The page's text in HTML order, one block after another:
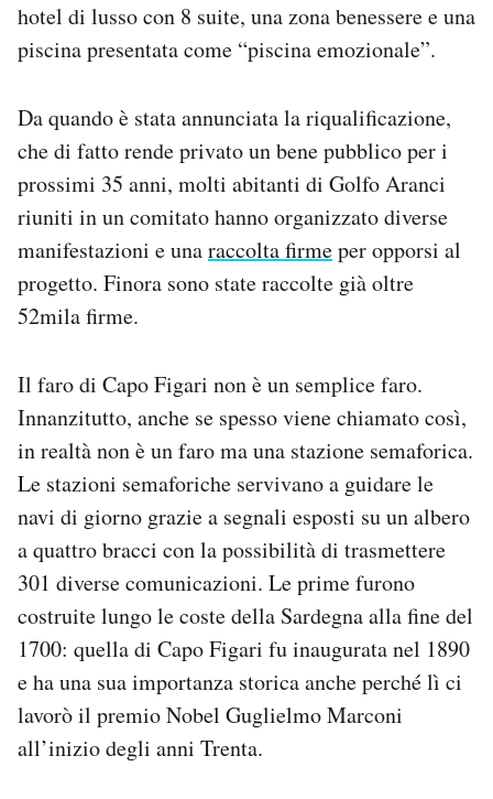
hotel di lusso con 8 suite, una zona benessere e una
piscina presentata come “piscina emozionale”.
Da quando è stata annunciata la riqualificazione,
che di fatto rende privato un bene pubblico per i
prossimi 35 anni, molti abitanti di Golfo Aranci
riuniti in un comitato hanno organizzato diverse
manifestazioni e unaraccolta firmeper opporsi al
progetto. Finora sono state raccolte già oltre
52mila firme.
Il faro di Capo Figari non è un semplice faro.
Innanzitutto, anche se spesso viene chiamato così,
in realtà non è un faro ma una stazione semaforica.
Le stazioni semaforiche servivano a guidare le
navi di giorno grazie a segnali esposti su un albero
a quattro bracci con la possibilità di trasmettere
301 diverse comunicazioni. Le prime furono
costruite lungo le coste della Sardegna alla fine del
1700: quella di Capo Figari fu inaugurata nel 1890
e ha una sua importanza storica anche perché lì ci
lavorò il premio Nobel Guglielmo Marconi
all’inizio degli anni Trenta.